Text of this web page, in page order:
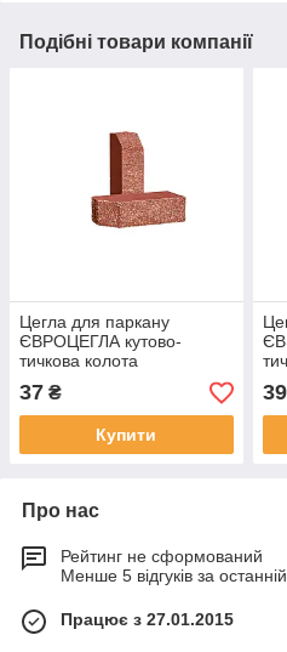
Подібні товари компанії
Цегла для паркану
ЄВРОЦЕГЛА кутово-
тичкова колота
225х100х65мм червона
37 ₴
Купити
39
Про нас
Рейтинг не сформований
Менше 5 відгуків за останній
Працює з 27.01.2015